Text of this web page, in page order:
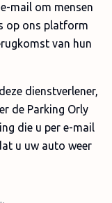
mail om mensen
op ons platform
van hun
dienstverlener,
de Parking Orly
die u per e-mail
u uw auto weer